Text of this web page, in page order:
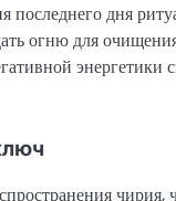
последнего дня
огню для
энергетики